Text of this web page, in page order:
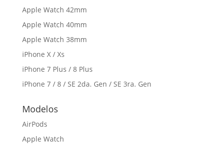
Apple Watch 42mm
Apple Watch 40mm
Apple Watch 38mm
iPhone X / Xs
iPhone 7 Plus / 8 Plus
iPhone 7 / 8 / SE 2da. Gen / SE 3ra. Gen
Modelos
AirPods
Apple Watch